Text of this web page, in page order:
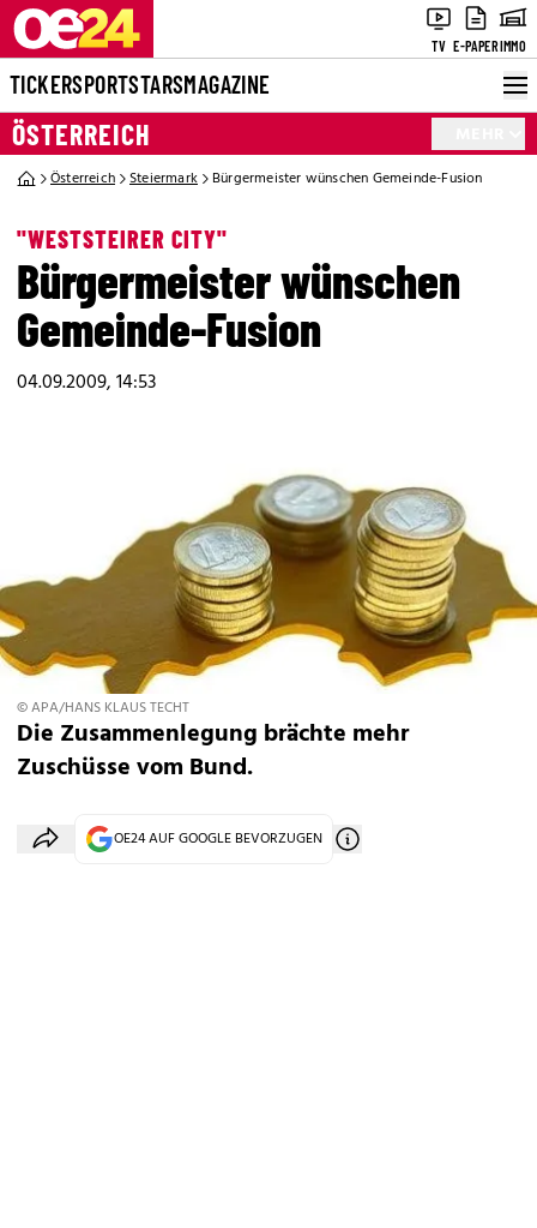
TV E-PAPERIMMO
TICKERSPORTSTARSMAGAZINE
ÖSTERREICH
Österreich Steiermark Bürgermeister wünschen Gemeinde-Fusion
"WESTSTEIRER CITY"
Bürgermeister wünschen
Gemeinde-Fusion
04.09.2009, 14:53
© APA/HANS KLAUS TECHT
Die Zusammenlegung brächte mehr
Zuschüsse vom Bund.
OE24 AUF GOOGLE BEVORZUGEN